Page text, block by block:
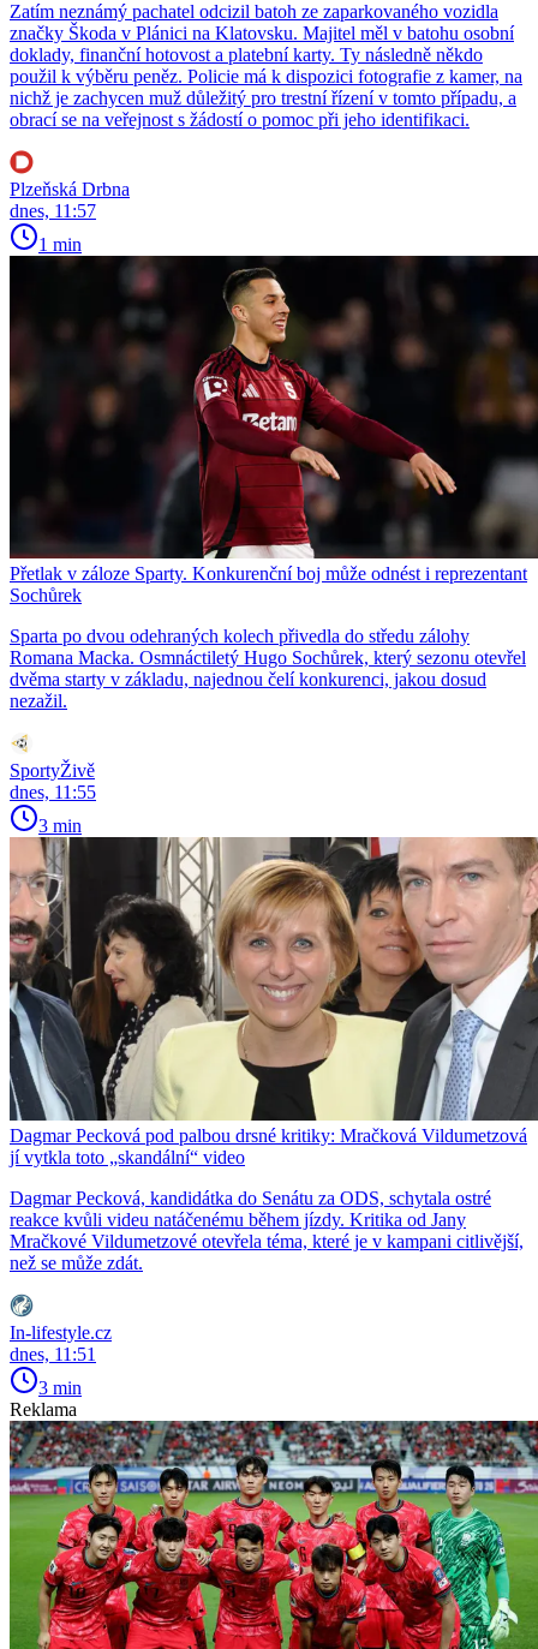
Zatím neznámý pachatel odcizil batoh ze zaparkovaného vozidla
značky Škoda v Plánici na Klatovsku. Majitel měl v batohu osobní
doklady, finanční hotovost a platební karty. Ty následně někdo
použil k výběru peněz. Policie má k dispozici fotografie z kamer, na
nichž je zachycen muž důležitý pro trestní řízení v tomto případu, a
obrací se na veřejnost s žádostí o pomoc při jeho identifikaci.
Plzeňská Drbna
dnes, 11:57
1 min
Přetlak v záloze Sparty. Konkurenční boj může odnést i reprezentant
Sochůrek
Sparta po dvou odehraných kolech přivedla do středu zálohy
Romana Macka. Osmnáctiletý Hugo Sochůrek, který sezonu otevřel
dvěma starty v základu, najednou čelí konkurenci, jakou dosud
nezažil.
SportyŽivě
dnes, 11:55
3 min
Dagmar Pecková pod palbou drsné kritiky: Mračková Vildumetzová
jí vytkla toto „skandální“ video
Dagmar Pecková, kandidátka do Senátu za ODS, schytala ostré
reakce kvůli videu natáčenému během jízdy. Kritika od Jany
Mračkové Vildumetzové otevřela téma, které je v kampani citlivější,
než se může zdát.
In-lifestyle.cz
dnes, 11:51
3 min
Reklama